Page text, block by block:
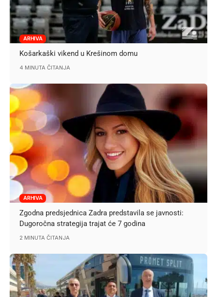
ARHIVA
Košarkaški vikend u Krešinom domu
4 MINUTA ČITANJA
ARHIVA
Zgodna predsjednica Zadra predstavila se javnosti:
Dugoročna strategija trajat će 7 godina
2 MINUTA ČITANJA